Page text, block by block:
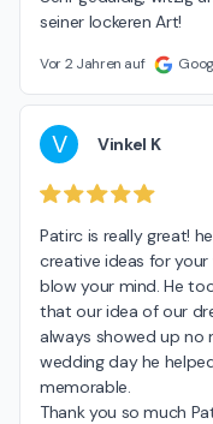
seiner lockeren Art!
Vor 2 Jahren auf
V Vinkel K
Patirc is really great!
creative ideas for
blow your mind. He
that our idea of our
always showed up no
wedding day he
memorable.
Thank you so much